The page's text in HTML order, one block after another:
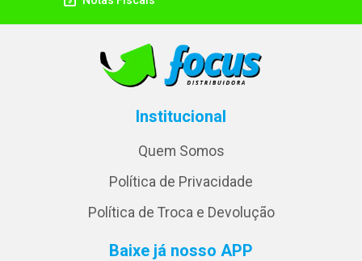
Institucional
Quem Somos
Política de Privacidade
Política de Troca e Devolução
Baixe já nosso APP